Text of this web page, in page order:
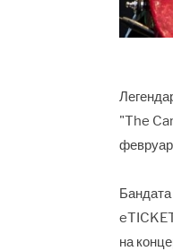
"The
на